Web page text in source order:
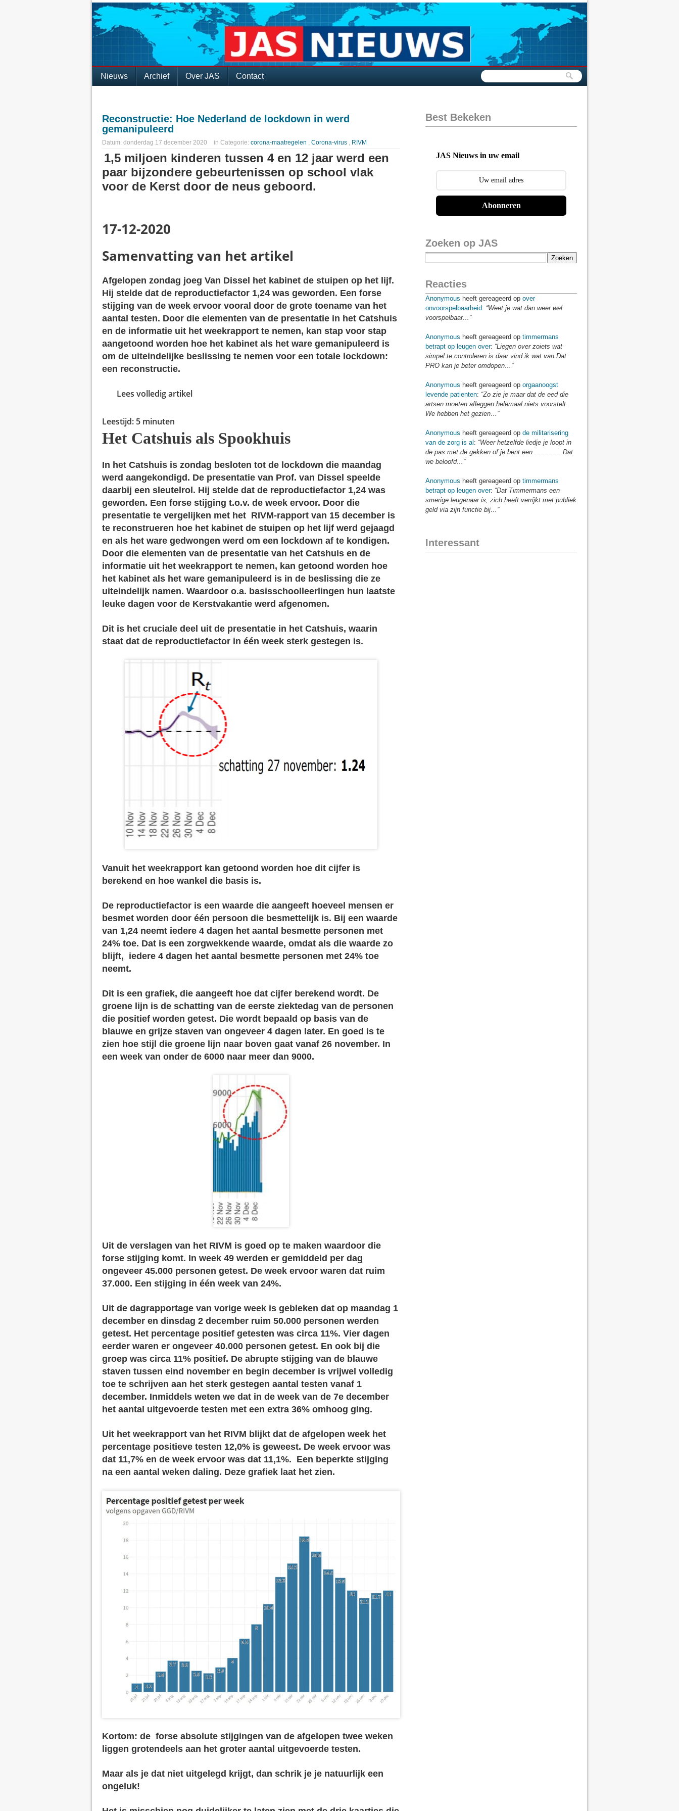
Nieuws Archief Over JAS Contact
Reconstructie: Hoe Nederland de lockdown in werd
gemanipuleerd
Datum: donderdag 17 december 2020 in Categorie: corona-maatregelen , Corona-virus , RIVM
1,5 miljoen kinderen tussen 4 en 12 jaar werd een
paar bijzondere gebeurtenissen op school vlak
voor de Kerst door de neus geboord.
17-12-2020
Samenvatting van het artikel
Afgelopen zondag joeg Van Dissel het kabinet de stuipen op het lijf.
Hij stelde dat de reproductiefactor 1,24 was geworden. Een forse
stijging van de week ervoor vooral door de grote toename van het
aantal testen. Door die elementen van de presentatie in het Catshuis
en de informatie uit het weekrapport te nemen, kan stap voor stap
aangetoond worden hoe het kabinet als het ware gemanipuleerd is
om de uiteindelijke beslissing te nemen voor een totale lockdown:
een reconstructie.
Lees volledig artikel
Leestijd: 5 minuten
Het Catshuis als Spookhuis
In het Catshuis is zondag besloten tot de lockdown die maandag
werd aangekondigd. De presentatie van Prof. van Dissel speelde
daarbij een sleutelrol. Hij stelde dat de reproductiefactor 1,24 was
geworden. Een forse stijging t.o.v. de week ervoor. Door die
presentatie te vergelijken met het RIVM-rapport van 15 december is
te reconstrueren hoe het kabinet de stuipen op het lijf werd gejaagd
en als het ware gedwongen werd om een lockdown af te kondigen.
Door die elementen van de presentatie van het Catshuis en de
informatie uit het weekrapport te nemen, kan getoond worden hoe
het kabinet als het ware gemanipuleerd is in de beslissing die ze
uiteindelijk namen. Waardoor o.a. basisschoolleerlingen hun laatste
leuke dagen voor de Kerstvakantie werd afgenomen.
Dit is het cruciale deel uit de presentatie in het Catshuis, waarin
staat dat de reproductiefactor in één week sterk gestegen is.
Vanuit het weekrapport kan getoond worden hoe dit cijfer is
berekend en hoe wankel die basis is.
De reproductiefactor is een waarde die aangeeft hoeveel mensen er
besmet worden door één persoon die besmettelijk is. Bij een waarde
van 1,24 neemt iedere 4 dagen het aantal besmette personen met
24% toe. Dat is een zorgwekkende waarde, omdat als die waarde zo
blijft, iedere 4 dagen het aantal besmette personen met 24% toe
neemt.
Dit is een grafiek, die aangeeft hoe dat cijfer berekend wordt. De
groene lijn is de schatting van de eerste ziektedag van de personen
die positief worden getest. Die wordt bepaald op basis van de
blauwe en grijze staven van ongeveer 4 dagen later. En goed is te
zien hoe stijl die groene lijn naar boven gaat vanaf 26 november. In
een week van onder de 6000 naar meer dan 9000.
Uit de verslagen van het RIVM is goed op te maken waardoor die
forse stijging komt. In week 49 werden er gemiddeld per dag
ongeveer 45.000 personen getest. De week ervoor waren dat ruim
37.000. Een stijging in één week van 24%.
Uit de dagrapportage van vorige week is gebleken dat op maandag 1
december en dinsdag 2 december ruim 50.000 personen werden
getest. Het percentage positief getesten was circa 11%. Vier dagen
eerder waren er ongeveer 40.000 personen getest. En ook bij die
groep was circa 11% positief. De abrupte stijging van de blauwe
staven tussen eind november en begin december is vrijwel volledig
toe te schrijven aan het sterk gestegen aantal testen vanaf 1
december. Inmiddels weten we dat in de week van de 7e december
het aantal uitgevoerde testen met een extra 36% omhoog ging.
Uit het weekrapport van het RIVM blijkt dat de afgelopen week het
percentage positieve testen 12,0% is geweest. De week ervoor was
dat 11,7% en de week ervoor was dat 11,1%. Een beperkte stijging
na een aantal weken daling. Deze grafiek laat het zien.
Kortom: de forse absolute stijgingen van de afgelopen twee weken
liggen grotendeels aan het groter aantal uitgevoerde testen.
Maar als je dat niet uitgelegd krijgt, dan schrik je je natuurlijk een
ongeluk!
Best Bekeken
JAS Nieuws in uw email
Abonneren
Zoeken op JAS
Reacties
Anonymous heeft gereageerd op over
onvoorspelbaarheid: “Weet je wat dan weer wel
voorspelbaar…”
Anonymous heeft gereageerd op timmermans
betrapt op leugen over: “Liegen over zoiets wat
simpel te controleren is daar vind ik wat van.Dat
PRO kan je beter omdopen…”
Anonymous heeft gereageerd op orgaanoogst
levende patienten: “Zo zie je maar dat de eed die
artsen moeten afleggen helemaal niets voorstelt.
We hebben het gezien…”
Anonymous heeft gereageerd op de militarisering
van de zorg is al : “Weer hetzelfde liedje je loopt in
de pas met de gekken of je bent een ..............Dat
we beloofd…”
Anonymous heeft gereageerd op timmermans
betrapt op leugen over: “Dat Timmermans een
smerige leugenaar is, zich heeft verrijkt met publiek
geld via zijn functie bij…”
Interessant